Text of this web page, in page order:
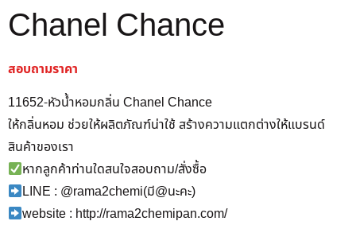
Chanel Chance
สอบถามราคา
11652-หัวน้ำหอมกลิ่น Chanel Chance
ให้กลิ่นหอม ช่วยให้ผลิตภัณฑ์น่าใช้ สร้างความแตกต่างให้แบรนด์
สินค้าของเรา
หากลูกค้าท่านใดสนใจสอบถาม/สั่งซื้อ
LINE : @rama2chemi(มี@นะคะ)
website : http://rama2chemipan.com/